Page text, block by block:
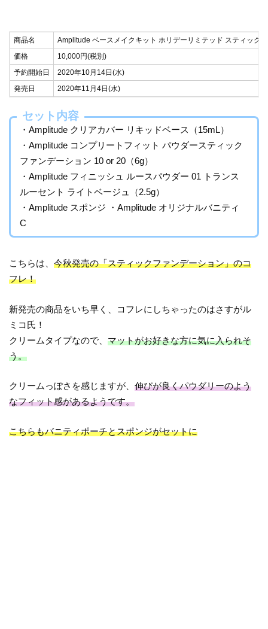
商品名
Amplitude ベースメイクキット ホリデーリミテッド スティック
価格
10,000円(税別)
予約開始日
2020年10月14日(水)
発売日
2020年11月4日(水)
セット内容
・Amplitude クリアカバー リキッドベース（15mL）
・Amplitude コンプリートフィット パウダースティック
ファンデーション 10 or 20（6g）
・Amplitude フィニッシュ ルースパウダー 01 トランス
ルーセント ライトベージュ（2.5g）
・Amplitude スポンジ ・Amplitude オリジナルバニティ
C
こちらは、今秋発売の「スティックファンデーション」のコ
フレ！
新発売の商品をいち早く、コフレにしちゃったのはさすがル
ミコ氏！
クリームタイプなので、マットがお好きな方に気に入られそ
う。
クリームっぽさを感じますが、伸びが良くパウダリーのよう
なフィット感があるようです。
こちらもバニティポーチとスポンジがセットに